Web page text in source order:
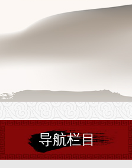
导航栏目